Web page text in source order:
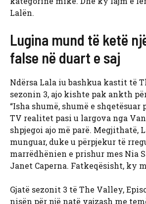
Lalën.
Lugina mund të ketë
false në duart e saj
Ndërsa Lala iu bashkua kastit të
sezonin 3, ajo kishte pak ankth
“Isha shumë, shumë e shqetësuar
TV realitet pasi u largova nga
shpjegoi ajo më parë. Megjithatë,
munguar, duke u përpjekur të
marrëdhënien e prishur mes Nia
Janet Caperna. Fatkeqësisht, ky
Gjatë sezonit 3 të The Valley,
nisën për një natë vajzash me